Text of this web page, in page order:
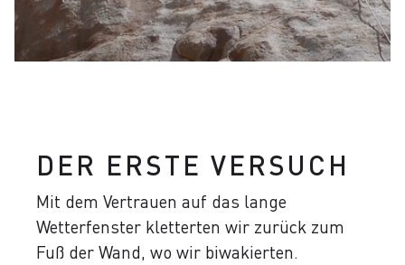
DER ERSTE VERSUCH
Mit dem Vertrauen auf das lange
Wetterfenster kletterten wir zurück zum
Fuß der Wand, wo wir biwakierten.